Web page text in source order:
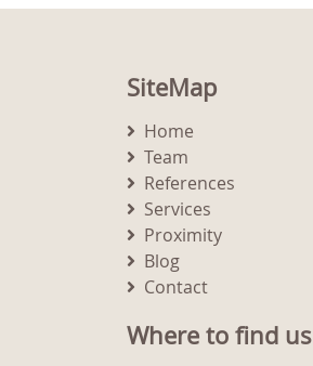
SiteMap
Home
Team
References
Services
Proximity
Blog
Contact
Where to find us